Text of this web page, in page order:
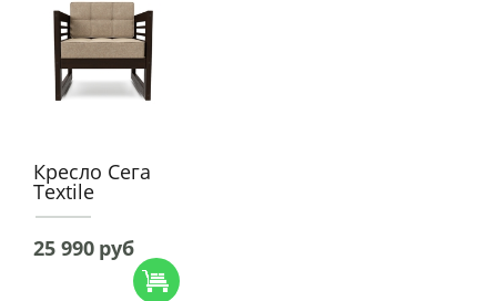
Кресло Сега
Textile
25 990 руб